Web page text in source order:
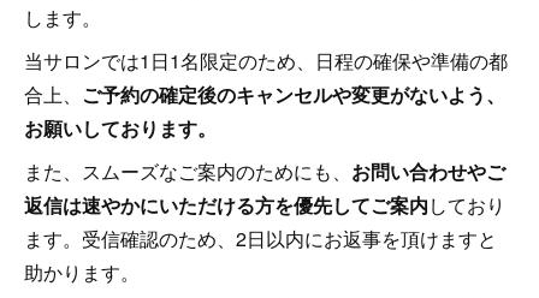
します。
当サロンでは1日1名限定のため、日程の確保や準備の都
合上、 ご予約の確定後のキャンセルや変更がないよう、
お願いしております。
また、スムーズなご案内のためにも、 お問い合わせやご
返信は速やかにいただける方を優先してご案内しており
ます。受信確認のため、2日以内にお返事を頂けますと
助かります。